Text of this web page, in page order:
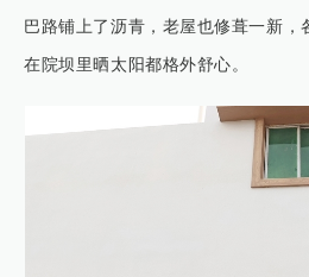
巴路铺上了沥青，老屋也修葺一新，
在院坝里晒太阳都格外舒心。